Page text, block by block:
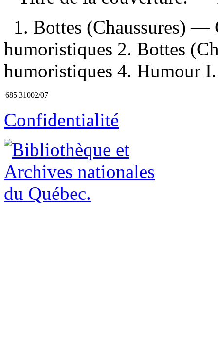
1. Bottes (Chaussures) —
humoristiques 2. Bottes
humoristiques 4. Humour
685.31002/07
Confidentialité